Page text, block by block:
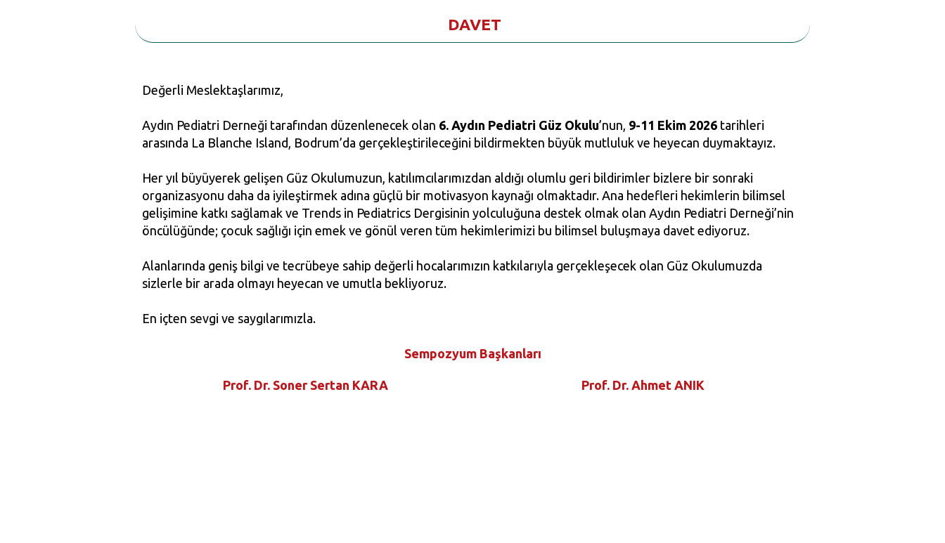
DAVET
Değerli Meslektaşlarımız,
Aydın Pediatri Derneği tarafından düzenlenecek olan 6. Aydın Pediatri Güz Okulu’nun, 9-11 Ekim 2026 tarihleri
arasında La Blanche Island, Bodrum’da gerçekleştirileceğini bildirmekten büyük mutluluk ve heyecan duymaktayız.
Her yıl büyüyerek gelişen Güz Okulumuzun, katılımcılarımızdan aldığı olumlu geri bildirimler bizlere bir sonraki
organizasyonu daha da iyileştirmek adına güçlü bir motivasyon kaynağı olmaktadır. Ana hedefleri hekimlerin bilimsel
gelişimine katkı sağlamak ve Trends in Pediatrics Dergisinin yolculuğuna destek olmak olan Aydın Pediatri Derneği’nin
öncülüğünde; çocuk sağlığı için emek ve gönül veren tüm hekimlerimizi bu bilimsel buluşmaya davet ediyoruz.
Alanlarında geniş bilgi ve tecrübeye sahip değerli hocalarımızın katkılarıyla gerçekleşecek olan Güz Okulumuzda
sizlerle bir arada olmayı heyecan ve umutla bekliyoruz.
En içten sevgi ve saygılarımızla.
Sempozyum Başkanları
Prof. Dr. Soner Sertan KARA Prof. Dr. Ahmet ANIK